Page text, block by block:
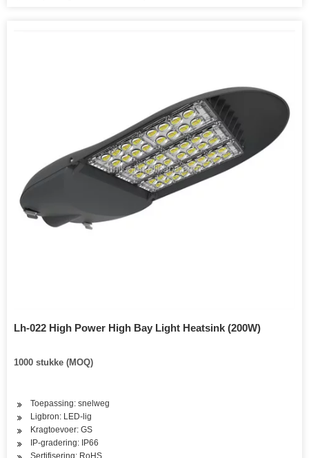
Lh-022 High Power High Bay Light Heatsink (200W)
1000 stukke (MOQ)
Toepassing: snelweg
Ligbron: LED-lig
Kragtoevoer: GS
IP-gradering: IP66
Sertifisering: RoHS